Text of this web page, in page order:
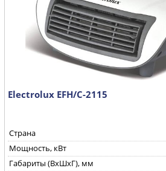
Electrolux EFH/C-2115
Страна
Мощность, кВт
Габариты (ВхШхГ), мм